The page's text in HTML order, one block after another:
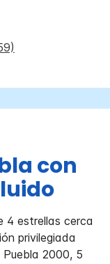
con
4 estrellas cerca
privilegiada
2000, 5